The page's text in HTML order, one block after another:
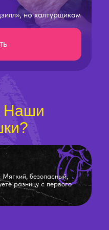
но халтурщикам
Мягкий, безопасный,
разницу с первого
Наши